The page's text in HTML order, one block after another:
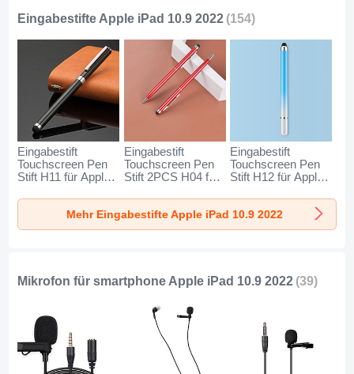
Eingabestifte Apple iPad 10.9 2022 (154)
Eingabestift
Touchscreen Pen
Stift H11 für Apple
Schwarz
Eingabestift
Touchscreen Pen
Stift 2PCS H04 für
2022 Rot
Eingabestift
Touchscreen Pen
Stift H12 für Apple
Blau
Mehr Eingabestifte Apple iPad 10.9 2022
Mikrofon für smartphone Apple iPad 10.9 2022 (39)